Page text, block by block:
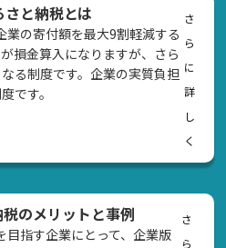
と納税とは
の寄付額を最大9割軽減する
損金算入になりますが、さら
る制度です。企業の実質負担
です。
さ
ら
に
詳
し
く
のメリットと事例
指す企業にとって、企業版
さ
ら